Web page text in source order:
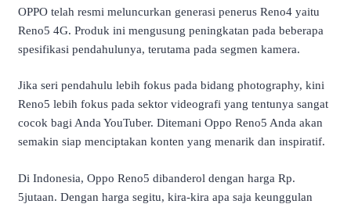
OPPO telah resmi meluncurkan generasi penerus Reno4 yaitu
Reno5 4G. Produk ini mengusung peningkatan pada beberapa
spesifikasi pendahulunya, terutama pada segmen kamera.
Jika seri pendahulu lebih fokus pada bidang photography, kini
Reno5 lebih fokus pada sektor videografi yang tentunya sangat
cocok bagi Anda YouTuber. Ditemani Oppo Reno5 Anda akan
semakin siap menciptakan konten yang menarik dan inspiratif.
Di Indonesia, Oppo Reno5 dibanderol dengan harga Rp.
5jutaan. Dengan harga segitu, kira-kira apa saja keunggulan